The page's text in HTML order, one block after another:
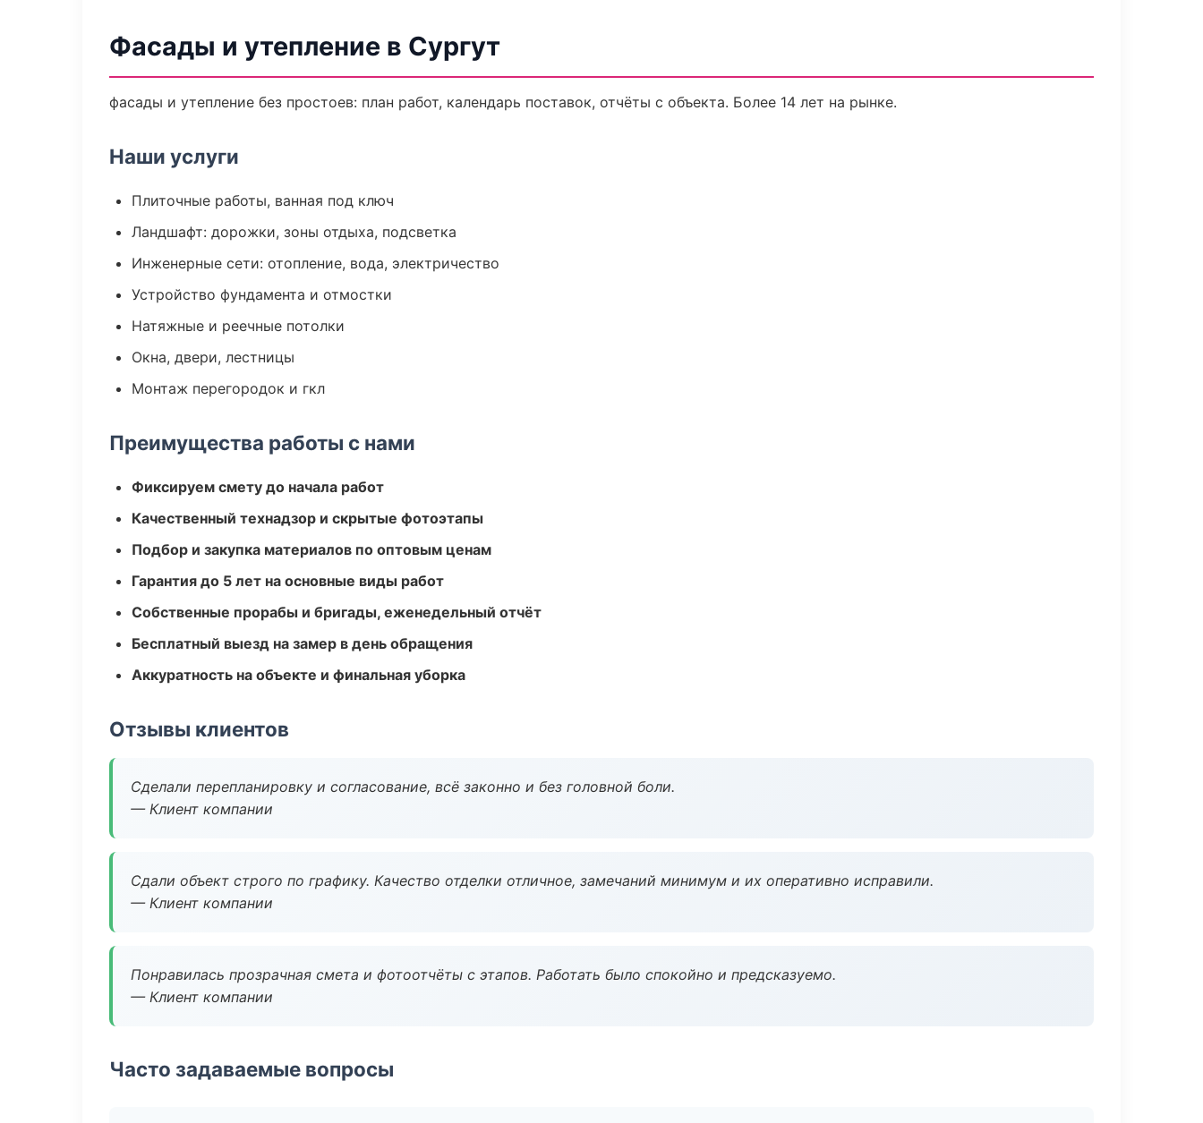
Фасады и утепление в Сургут
фасады и утепление без простоев: план работ, календарь поставок, отчёты с объекта. Более 14 лет на рынке.
Наши услуги
Плиточные работы, ванная под ключ
Ландшафт: дорожки, зоны отдыха, подсветка
Инженерные сети: отопление, вода, электричество
Устройство фундамента и отмостки
Натяжные и реечные потолки
Окна, двери, лестницы
Монтаж перегородок и гкл
Преимущества работы с нами
Фиксируем смету до начала работ
Качественный технадзор и скрытые фотоэтапы
Подбор и закупка материалов по оптовым ценам
Гарантия до 5 лет на основные виды работ
Собственные прорабы и бригады, еженедельный отчёт
Бесплатный выезд на замер в день обращения
Аккуратность на объекте и финальная уборка
Отзывы клиентов
Сделали перепланировку и согласование, всё законно и без головной боли.
— Клиент компании
Сдали объект строго по графику. Качество отделки отличное, замечаний минимум и их оперативно исправили.
— Клиент компании
Понравилась прозрачная смета и фотоотчёты с этапов. Работать было спокойно и предсказуемо.
— Клиент компании
Часто задаваемые вопросы